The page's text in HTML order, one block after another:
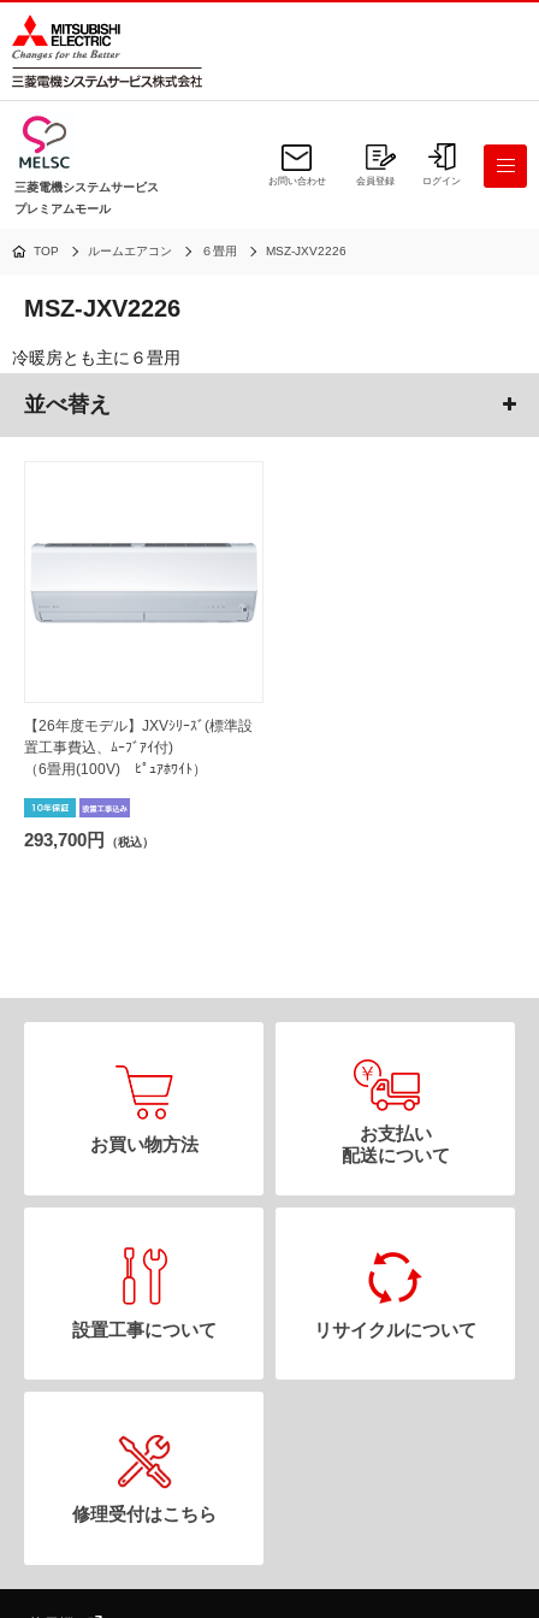
三菱電機システムサービス
プレミアムモール
お問い合わせ 会員登録 ログイン
TOP ルームエアコン ６畳用 MSZ-JXV2226
MSZ-JXV2226
冷暖房とも主に６畳用
並べ替え
【26年度モデル】JXVｼﾘｰｽﾞ(標準設
置工事費込、ﾑｰﾌﾞｱｲ付)
（6畳用(100V) ﾋﾟｭｱﾎﾜｲﾄ）
293,700円 （税込）
お買い物方法
お支払い
配送について
設置工事について リサイクルについて
修理受付はこちら